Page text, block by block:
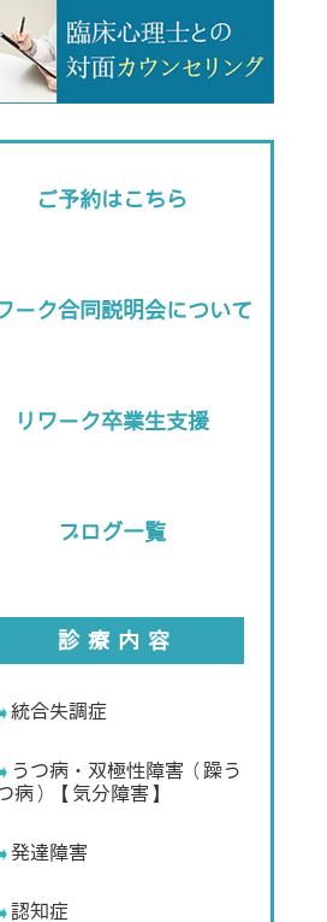
ご予約はこちら
ーク合同説明会について
リワーク卒業生支援
ブログ一覧
診療内容
統合失調症
うつ病・双極性障害（躁う
病）【気分障害】
発達障害
認知症